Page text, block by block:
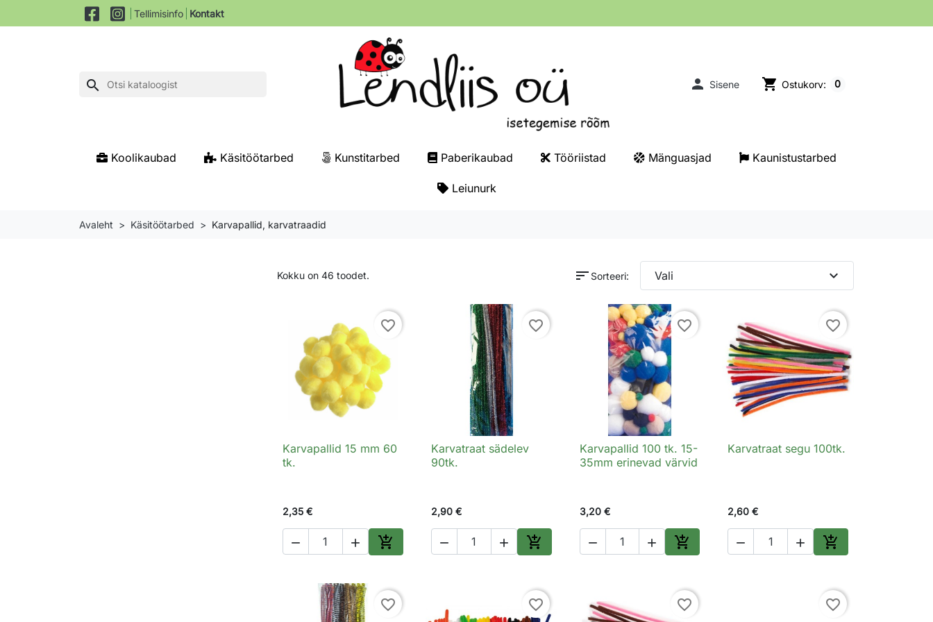
Tellimisinfo Kontakt
search  Sisene shopping_cart Ostukorv: 0
Koolikaubad Käsitöötarbed Kunstitarbed Paberikaubad Tööriistad Mänguasjad Kaunistustarbed
Leiunurk
Avaleht Käsitöötarbed Karvapallid, karvatraadid
Kokku on 46 toodet. sort Sorteeri: Vali expand_more
favorite_border
 Kiirvaade
Karvapallid 15 mm 60
tk.
2,35 €
  
Lisa ostukorvi
favorite_border
 Kiirvaade
Karvatraat sädelev
90tk.
2,90 €
  
Lisa ostukorvi
favorite_border
 Kiirvaade
Karvapallid 100 tk. 15-
35mm erinevad värvid
3,20 €
  
Lisa ostukorvi
favorite_border
 Kiirvaade
Karvatraat segu 100tk.
2,60 €
  
Lisa ostukorvi
favorite_border favorite_border favorite_border favorite_border